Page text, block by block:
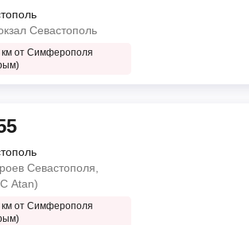
Севастополь
км от Симферополя
Севастополя,
Atan)
км от Симферополя